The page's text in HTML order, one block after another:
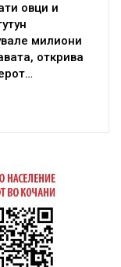
овци и
милиони
открива